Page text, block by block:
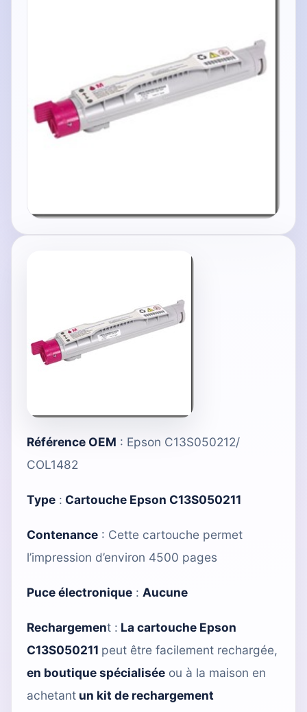
Référence OEM : Epson C13S050212/
COL1482
Type : Cartouche Epson C13S050211
Contenance : Cette cartouche permet
l’impression d’environ 4500 pages
Puce électronique : Aucune
Rechargement : La cartouche Epson
C13S050211 peut être facilement rechargée,
en boutique spécialisée ou à la maison en
achetant un kit de rechargement